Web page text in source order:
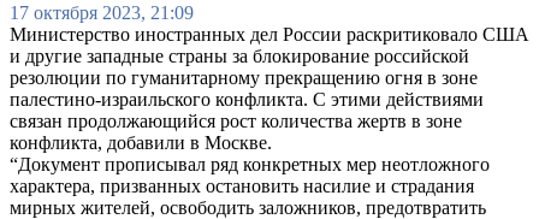
17 октября 2023, 21:09
Министерство иностранных дел России раскритиковало США
и другие западные страны за блокирование российской
резолюции по гуманитарному прекращению огня в зоне
палестино-израильского конфликта. С этими действиями
связан продолжающийся рост количества жертв в зоне
конфликта, добавили в Москве.
“Документ прописывал ряд конкретных мер неотложного
характера, призванных остановить насилие и страдания
мирных жителей, освободить заложников, предотвратить